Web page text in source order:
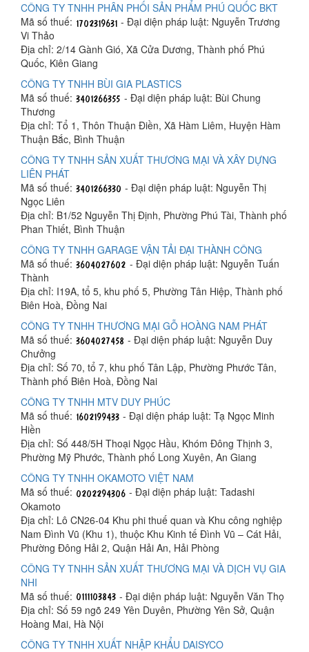
CÔNG TY TNHH PHÂN PHỐI SẢN PHẨM PHÚ QUỐC BKT
Mã số thuế:
- Đại diện pháp luật: Nguyễn Trương
Vi Thảo
Địa chỉ: 2/14 Gành Gió, Xã Cửa Dương, Thành phố Phú
Quốc, Kiên Giang
CÔNG TY TNHH BÙI GIA PLASTICS
Mã số thuế:
- Đại diện pháp luật: Bùi Chung
Thương
Địa chỉ: Tổ 1, Thôn Thuận Điền, Xã Hàm Liêm, Huyện Hàm
Thuận Bắc, Bình Thuận
CÔNG TY TNHH SẢN XUẤT THƯƠNG MẠI VÀ XÂY DỰNG
LIÊN PHÁT
Mã số thuế:
- Đại diện pháp luật: Nguyễn Thị
Ngọc Liên
Địa chỉ: B1/52 Nguyễn Thị Định, Phường Phú Tài, Thành phố
Phan Thiết, Bình Thuận
CÔNG TY TNHH GARAGE VẬN TẢI ĐẠI THÀNH CÔNG
Mã số thuế:
- Đại diện pháp luật: Nguyễn Tuấn
Thành
Địa chỉ: I19A, tổ 5, khu phố 5, Phường Tân Hiệp, Thành phố
Biên Hoà, Đồng Nai
CÔNG TY TNHH THƯƠNG MẠI GỖ HOÀNG NAM PHÁT
Mã số thuế:
- Đại diện pháp luật: Nguyễn Duy
Chưởng
Địa chỉ: Số 70, tổ 7, khu phố Tân Lập, Phường Phước Tân,
Thành phố Biên Hoà, Đồng Nai
CÔNG TY TNHH MTV DUY PHÚC
Mã số thuế:
- Đại diện pháp luật: Tạ Ngọc Minh
Hiền
Địa chỉ: Số 448/5H Thoại Ngọc Hầu, Khóm Đông Thịnh 3,
Phường Mỹ Phước, Thành phố Long Xuyên, An Giang
CÔNG TY TNHH OKAMOTO VIỆT NAM
Mã số thuế:
- Đại diện pháp luật: Tadashi
Okamoto
Địa chỉ: Lô CN26-04 Khu phi thuế quan và Khu công nghiệp
Nam Đình Vũ (Khu 1), thuộc Khu Kinh tế Đình Vũ – Cát Hải,
Phường Đông Hải 2, Quận Hải An, Hải Phòng
CÔNG TY TNHH SẢN XUẤT THƯƠNG MẠI VÀ DỊCH VỤ GIA
NHI
Mã số thuế:
- Đại diện pháp luật: Nguyễn Văn Thọ
Địa chỉ: Số 59 ngõ 249 Yên Duyên, Phường Yên Sở, Quận
Hoàng Mai, Hà Nội
CÔNG TY TNHH XUẤT NHẬP KHẨU DAISYCO